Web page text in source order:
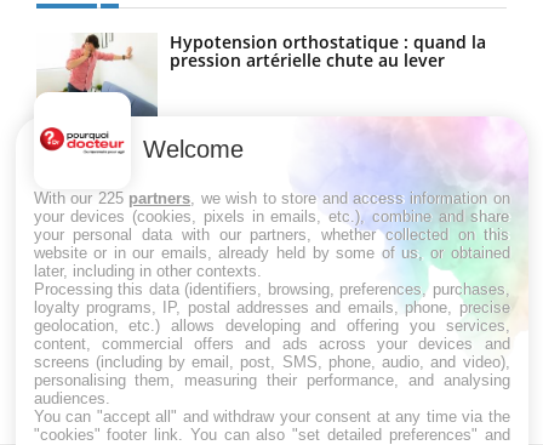
Hypotension orthostatique : quand la
pression artérielle chute au lever
Drépanocytose : une déformation des
globules rouges aux conséquences
Maladie de Charcot (Sclérose latérale
amyotrophique)
Welcome
With our 225 partners , we wish to store and access information on
your devices (cookies, pixels in emails, etc.), combine and share
your personal data with our partners, whether collected on this
website or in our emails, already held by some of us, or obtained
later, including in other contexts.
Processing this data (identifiers, browsing, preferences, purchases,
loyalty programs, IP, postal addresses and emails, phone, precise
geolocation, etc.) allows developing and offering you services,
content, commercial offers and ads across your devices and
screens (including by email, post, SMS, phone, audio, and video),
personalising them, measuring their performance, and analysing
audiences.
You can "accept all" and withdraw your consent at any time via the
"cookies" footer link . You can also "set detailed preferences" and